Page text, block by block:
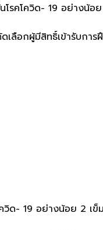
รคโควิด- 19 อย่างน้อ
ลือกผู้มีสิทธิ์เข้ารับกา
วิด- 19 อย่างน้อย 2 เข็ม